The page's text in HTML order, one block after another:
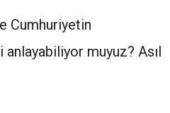
Cumhuriyetin
anlayabiliyor muyuz? Asıl